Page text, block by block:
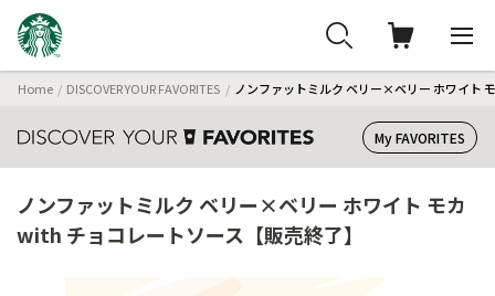
Home DISCOVER YOUR FAVORITES ノンファットミルク ベリー×ベリー ホワイト
My FAVORITES
ノンファットミルク ベリー×ベリー ホワイト モカ
with チョコレートソース【販売終了】